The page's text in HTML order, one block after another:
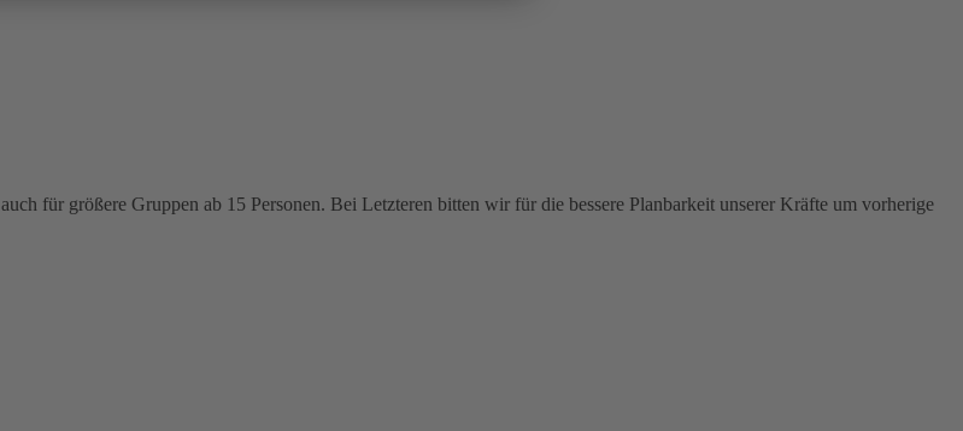
für größere Gruppen ab 15 Personen. Bei Letzteren bitten wir für die bessere Planbarkeit unserer Kräfte um vorherige